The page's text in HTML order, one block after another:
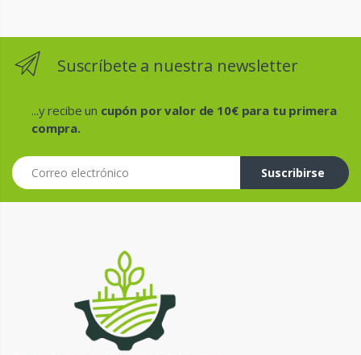
Suscríbete a nuestra newsletter
...y recibe un cupón por valor de 10€ para tu primera
compra.
Correo electrónico
Suscribirse